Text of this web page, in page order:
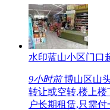
水印蓝山小区门口
9小时前博山区山
转让或空转,楼上楼
户长期租赁,只需付